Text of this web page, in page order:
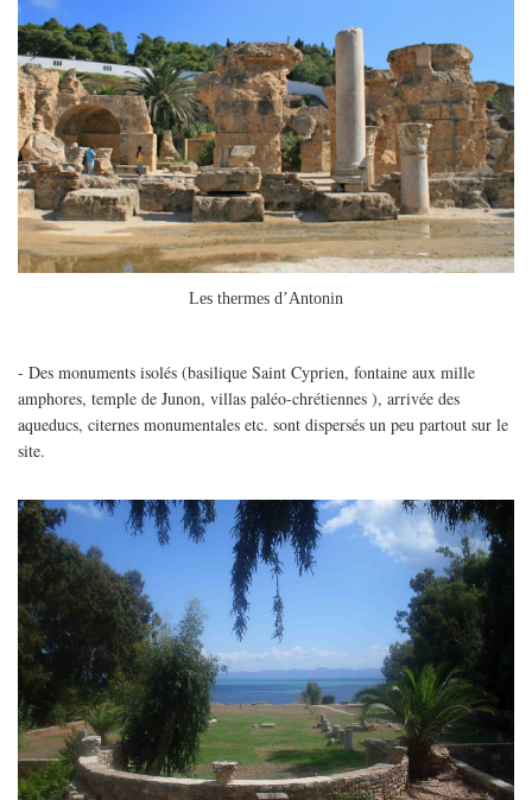
Les thermes d’Antonin
- Des monuments isolés (basilique Saint Cyprien, fontaine aux mille
amphores, temple de Junon, villas paléo-chrétiennes ), arrivée des
aqueducs, citernes monumentales etc. sont dispersés un peu partout sur le
site.